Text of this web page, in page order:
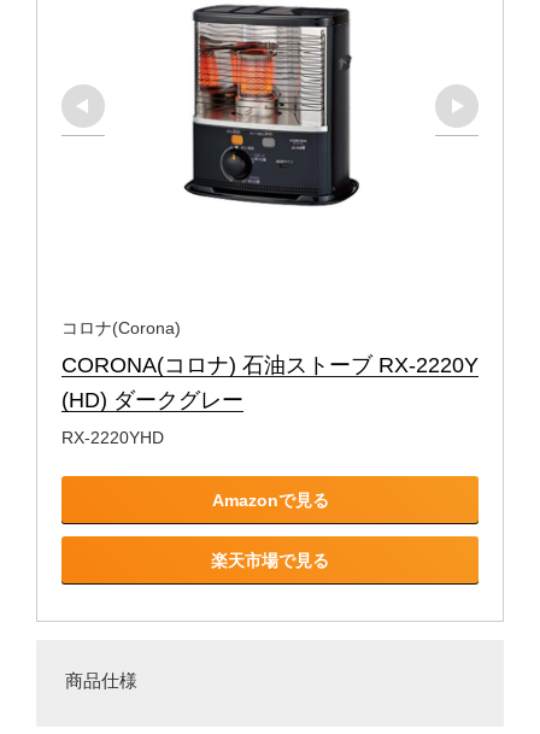
コロナ(Corona)
CORONA(コロナ) 石油ストーブ RX-2220Y
(HD) ダークグレー
RX-2220YHD
Amazonで見る
楽天市場で見る
商品仕様